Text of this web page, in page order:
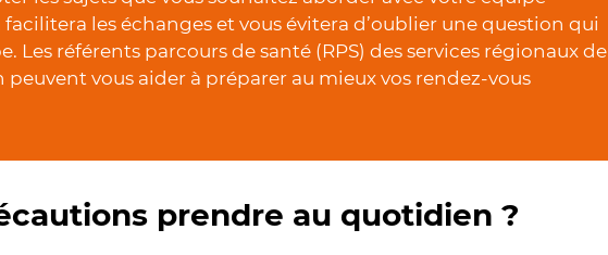
facilitera les échanges et vous évitera d’oublier une question qui
Les référents parcours de santé (RPS) des services régionaux de
peuvent vous aider à préparer au mieux vos rendez-vous
prendre au quotidien ?